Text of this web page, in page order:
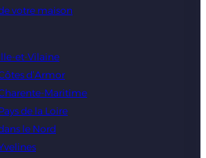
votre maison
et-Vilaine
d’Armor
Maritime
de la Loire
le Nord